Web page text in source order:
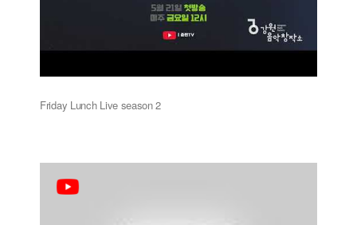
Friday Lunch Live season 2